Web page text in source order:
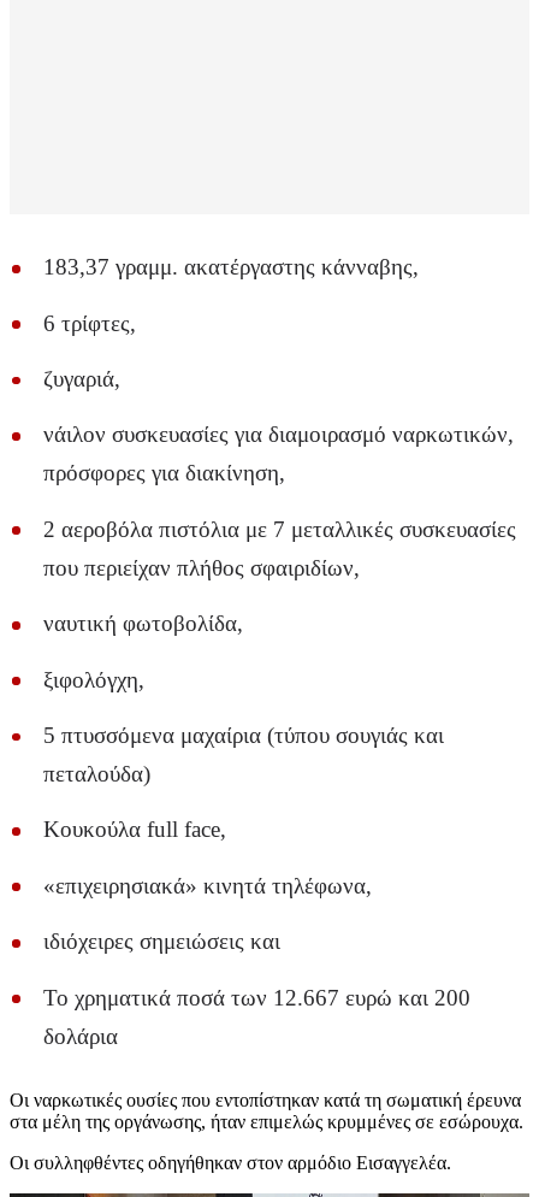
183,37 γραμμ. ακατέργαστης κάνναβης,
6 τρίφτες,
ζυγαριά,
νάιλον συσκευασίες για διαμοιρασμό ναρκωτικών,
πρόσφορες για διακίνηση,
2 αεροβόλα πιστόλια με 7 μεταλλικές συσκευασίες
που περιείχαν πλήθος σφαιριδίων,
ναυτική φωτοβολίδα,
ξιφολόγχη,
5 πτυσσόμενα μαχαίρια (τύπου σουγιάς και
πεταλούδα)
Κουκούλα full face,
«επιχειρησιακά» κινητά τηλέφωνα,
ιδιόχειρες σημειώσεις και
Το χρηματικά ποσά των 12.667 ευρώ και 200
δολάρια
Οι ναρκωτικές ουσίες που εντοπίστηκαν κατά τη σωματική έρευνα
στα μέλη της οργάνωσης, ήταν επιμελώς κρυμμένες σε εσώρουχα.
Οι συλληφθέντες οδηγήθηκαν στον αρμόδιο Εισαγγελέα.